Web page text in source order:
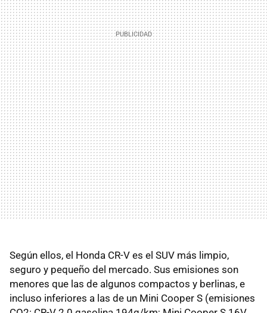
Según ellos, el Honda CR-V es el SUV más limpio,
seguro y pequeño del mercado. Sus emisiones son
menores que las de algunos compactos y berlinas, e
incluso inferiores a las de un Mini Cooper S (emisiones